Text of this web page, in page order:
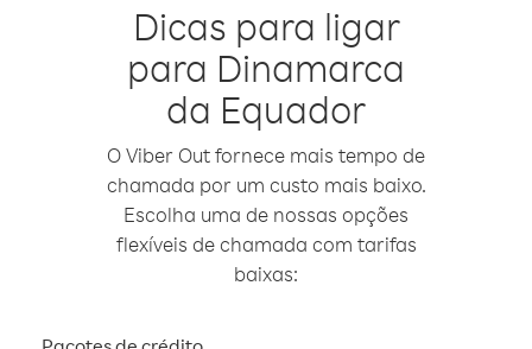
Dicas para ligar
para Dinamarca
da Equador
O Viber Out fornece mais tempo de
chamada por um custo mais baixo.
Escolha uma de nossas opções
flexíveis de chamada com tarifas
baixas: